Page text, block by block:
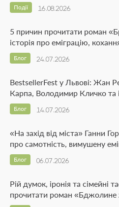
16.08.2026
Події
5 причин прочитати роман
історія про еміграцію,
24.07.2026
Блог
BestsellerFest у Львові: Жан
Карпа, Володимир Кличко та
14.07.2026
Блог
«На захід від міста» Ганни
про самотність, вимушену
06.07.2026
Блог
Рій думок, іронія та сімейні
прочитати роман